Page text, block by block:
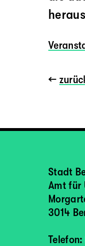
←
Stadt
Amt für
3014